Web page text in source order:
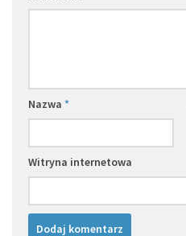
Nazwa *
Witryna internetowa